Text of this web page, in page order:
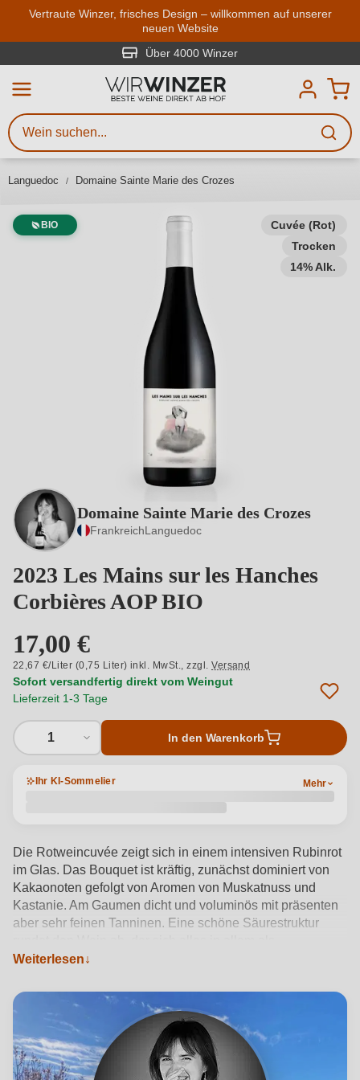
Zum Hauptinhalt springen
Vertraute Winzer, frisches Design – willkommen auf unserer
neuen Website
Über 4000 Winzer
Languedoc Domaine Sainte Marie des Crozes
Cuvée (Rot)
Trocken
14% Alk.
BIO
Domaine Sainte Marie des Crozes
FrankreichLanguedoc
2023 Les Mains sur les Hanches
Corbières AOP BIO
17,00 €
22,67 €/Liter (0,75 Liter) inkl. MwSt.,zzgl.Versand
Sofort versandfertig direkt vom Weingut
Lieferzeit 1-3 Tage
1 In den Warenkorb
Ihr KI-Sommelier Mehr
Die Rotweincuvée zeigt sich in einem intensiven Rubinrot
im Glas. Das Bouquet ist kräftig, zunächst dominiert von
Kakaonoten gefolgt von Aromen von Muskatnuss und
Kastanie. Am Gaumen dicht und voluminös mit präsenten
aber sehr feinen Tanninen. Eine schöne Säurestruktur
ausgewogen wie auch elegant beschreiben lässt.
Weiterlesen
Weinsuche
Mindestens 3 Zeichen eingeben
Beschreiben Sie, welchen Wein
Sie suchen – ob nach Geschmack,